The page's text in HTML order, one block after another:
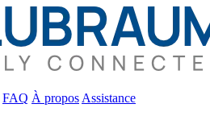
FAQ À propos Assistance